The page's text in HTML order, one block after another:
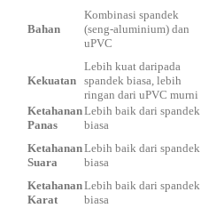
Bahan
Kombinasi spandek
(seng-aluminium) dan
uPVC
Kekuatan
Lebih kuat daripada
spandek biasa, lebih
ringan dari uPVC murni
Ketahanan
Panas
Lebih baik dari spandek
biasa
Ketahanan
Suara
Lebih baik dari spandek
biasa
Ketahanan
Karat
Lebih baik dari spandek
biasa